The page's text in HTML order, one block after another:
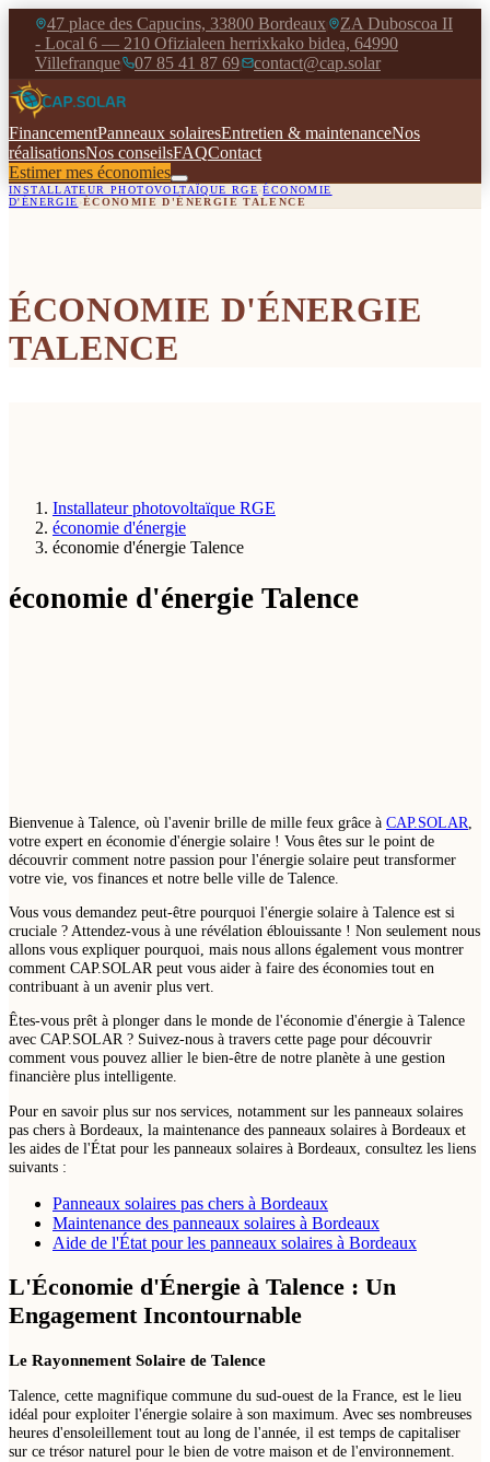
47 place des Capucins, 33800 Bordeaux
ZA Duboscoa II
- Local 6 — 210 Ofizialeen herrixkako bidea, 64990
Villefranque
07 85 41 87 69 contact@cap.solar
FinancementPanneaux solairesEntretien & maintenanceNos
réalisationsNos conseilsFAQContact
Estimer mes économies
INSTALLATEUR PHOTOVOLTAÏQUE RGE ›ÉCONOMIE
D'ÉNERGIE ÉCONOMIE D'ÉNERGIE TALENCE
ÉCONOMIE D'ÉNERGIE
TALENCE
Installateur photovoltaïque RGE
économie d'énergie
économie d'énergie Talence
économie d'énergie Talence
Bienvenue à Talence, où l'avenir brille de mille feux grâce à CAP.SOLAR
votre expert en économie d'énergie solaire ! Vous êtes sur le point de
découvrir comment notre passion pour l'énergie solaire peut transformer
votre vie, vos finances et notre belle ville de Talence.
Vous vous demandez peut-être pourquoi l'énergie solaire à Talence est si
cruciale ? Attendez-vous à une révélation éblouissante ! Non seulement nous
allons vous expliquer pourquoi, mais nous allons également vous montrer
comment CAP.SOLAR peut vous aider à faire des économies tout en
contribuant à un avenir plus vert.
Êtes-vous prêt à plonger dans le monde de l'économie d'énergie à Talence
avec CAP.SOLAR ? Suivez-nous à travers cette page pour découvrir
comment vous pouvez allier le bien-être de notre planète à une gestion
financière plus intelligente.
Pour en savoir plus sur nos services, notamment sur les panneaux solaires
pas chers à Bordeaux, la maintenance des panneaux solaires à Bordeaux et
les aides de l'État pour les panneaux solaires à Bordeaux, consultez les liens
suivants :
Panneaux solaires pas chers à Bordeaux
Maintenance des panneaux solaires à Bordeaux
Aide de l'État pour les panneaux solaires à Bordeaux
L'Économie d'Énergie à Talence : Un
Engagement Incontournable
Le Rayonnement Solaire de Talence
Talence, cette magnifique commune du sud-ouest de la France, est le lieu
idéal pour exploiter l'énergie solaire à son maximum. Avec ses nombreuses
heures d'ensoleillement tout au long de l'année, il est temps de capitaliser
sur ce trésor naturel pour le bien de votre maison et de l'environnement.